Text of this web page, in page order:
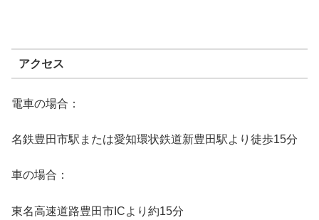
アクセス
電車の場合：
名鉄豊田市駅または愛知環状鉄道新豊田駅より徒歩15分
車の場合：
東名高速道路豊田市ICより約15分